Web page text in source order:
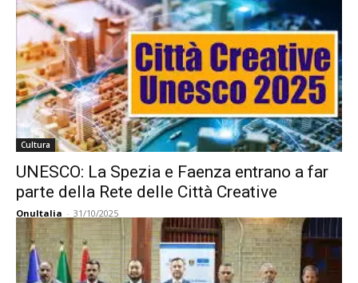
Cultura
UNESCO: La Spezia e Faenza entrano a far
parte della Rete delle Città Creative
OnuItalia - 31/10/2025